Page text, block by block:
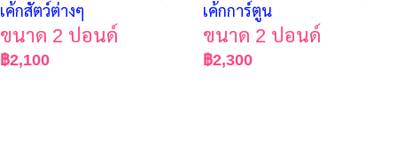
เค้กสัตว์ต่างๆ
ขนาด 2 ปอนด์
฿2,100
เค้กการ์ตูน
ขนาด 2 ปอนด์
฿2,300